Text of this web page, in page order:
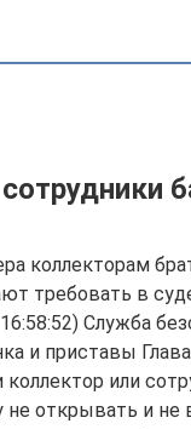
коллекторам
требовать в
Служба
и приставы
или
открывать и не